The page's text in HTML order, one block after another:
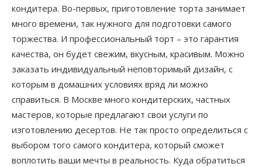
кондитера. Во-первых, приготовление торта занимает
много времени, так нужного для подготовки самого
торжества. И профессиональный торт – это гарантия
качества, он будет свежим, вкусным, красивым. Можно
заказать индивидуальный неповторимый дизайн, с
которым в домашних условиях вряд ли можно
справиться. В Москве много кондитерских, частных
мастеров, которые предлагают свои услуги по
изготовлению десертов. Не так просто определиться с
выбором того самого кондитера, который сможет
воплотить ваши мечты в реальность. Куда обратиться